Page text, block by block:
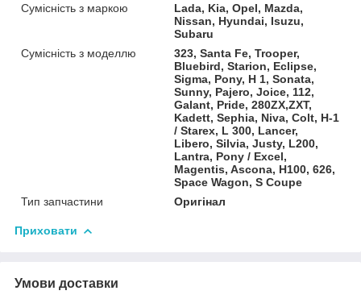
Сумісність з маркою
Lada, Kia, Opel, Mazda,
Nissan, Hyundai, Isuzu,
Subaru
Сумісність з моделлю
323, Santa Fe, Trooper,
Bluebird, Starion, Eclipse,
Sigma, Pony, H 1, Sonata,
Sunny, Pajero, Joice, 112,
Galant, Pride, 280ZX,ZXT,
Kadett, Sephia, Niva, Colt, H-1
/ Starex, L 300, Lancer,
Libero, Silvia, Justy, L200,
Lantra, Pony / Excel,
Magentis, Ascona, H100, 626,
Space Wagon, S Coupe
Тип запчастини
Оригінал
Приховати
Умови доставки